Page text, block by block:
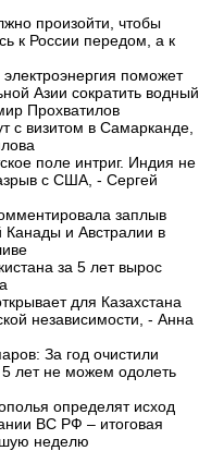
произойти, чтобы
к России передом, а к
электроэнергия поможет
Азии сократить водный
Прохватилов
с визитом в Самарканде,
поле интриг. Индия не
с США, - Сергей
заплыв
Канады и Австралии в
за 5 лет вырос
для Казахстана
независимости, - Анна
За год очистили
лет не можем одолеть
определят исход
ВС РФ – итоговая
неделю